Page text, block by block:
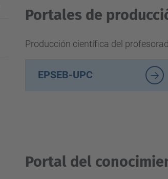
Portales de
Producción científica del
EPSEB-UPC
Portal del